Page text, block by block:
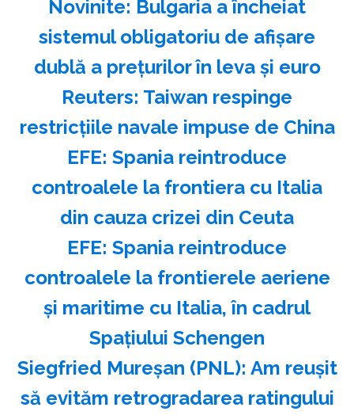
Novinite: Bulgaria a încheiat
sistemul obligatoriu de afişare
dublă a preţurilor în leva şi euro
Reuters: Taiwan respinge
restricţiile navale impuse de China
EFE: Spania reintroduce
controalele la frontiera cu Italia
din cauza crizei din Ceuta
EFE: Spania reintroduce
controalele la frontierele aeriene
şi maritime cu Italia, în cadrul
Spaţiului Schengen
Siegfried Mureşan (PNL): Am reuşit
să evităm retrogradarea ratingului